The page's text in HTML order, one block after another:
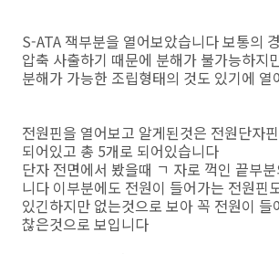
S-ATA 잭부분을 열어보았습니다 보통의
압축 사출하기 때문에 분해가 불가능하지
분해가 가능한 조립형태의 것도 있기에 열
전원핀을 열어보고 알게된것은 전원단자
되어있고 총 5개로 되어있습니다
단자 전면에서 봤을때 ㄱ 자로 꺽인 끝부
니다 이부분에도 전원이 들어가는 전원핀
있긴하지만 없는것으로 보아 꼭 전원이 들
찮은것으로 보입니다